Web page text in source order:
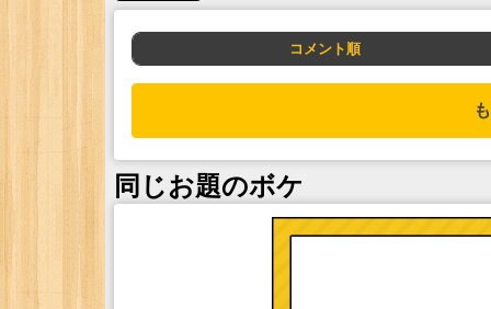
コメント順
同じお題のボケ